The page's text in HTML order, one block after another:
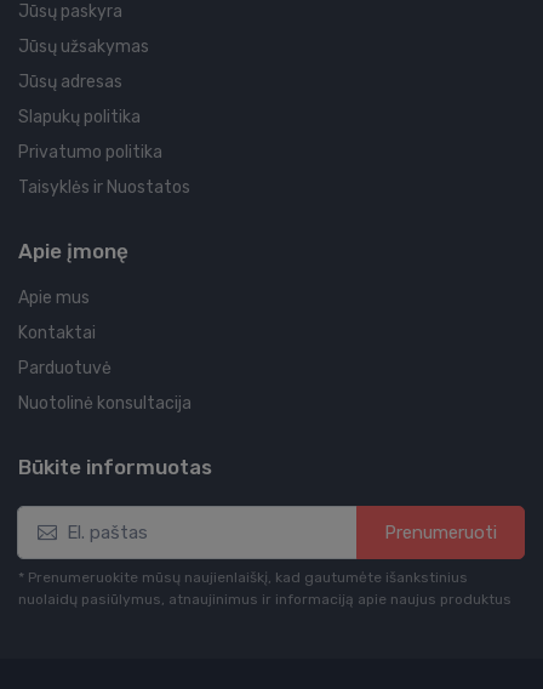
Jūsų paskyra
Jūsų užsakymas
Jūsų adresas
Slapukų politika
Privatumo politika
Taisyklės ir Nuostatos
Apie įmonę
Apie mus
Kontaktai
Parduotuvė
Nuotolinė konsultacija
Būkite informuotas
Prenumeruoti
* Prenumeruokite mūsų naujienlaiškį, kad gautumėte išankstinius
nuolaidų pasiūlymus, atnaujinimus ir informaciją apie naujus produktus